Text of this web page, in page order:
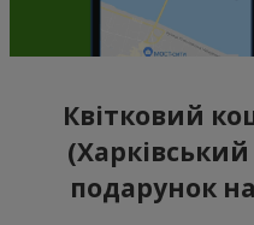
Квітковий
подарунок